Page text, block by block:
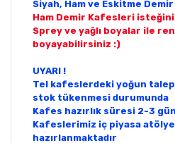
Siyah, Ham ve Eskitme Demir
Ham Demir Kafesleri
Sprey ve yağlı boyalar ile
boyayabilirsiniz :)
UYARI !
Tel kafeslerdeki yoğun
stok tükenmesi durumunda
Kafes hazırlık süresi 2-3
Kafeslerimiz iç piyasa
hazırlanmaktadır